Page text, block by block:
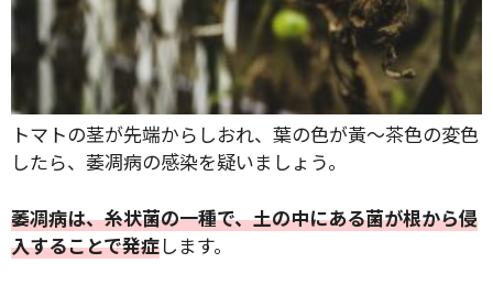
トマトの茎が先端からしおれ、葉の色が黃〜茶色の変色
したら、萎凋病の感染を疑いましょう。
萎凋病は、糸状菌の一種で、土の中にある菌が根から侵
入することで発症します。